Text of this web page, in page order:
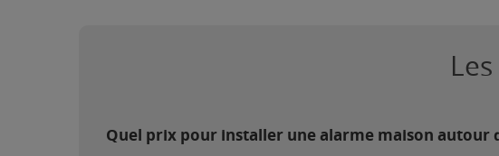
Quel prix pour installer une alarme maison autour